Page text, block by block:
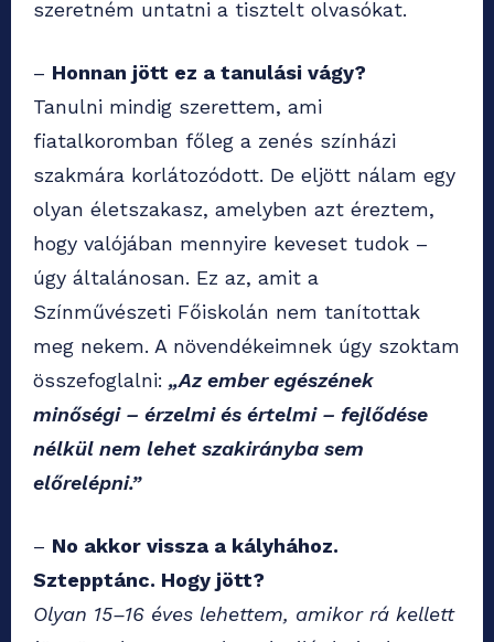
szeretném untatni a tisztelt olvasókat.
– Honnan jött ez a tanulási vágy?
Tanulni mindig szerettem, ami
fiatalkoromban főleg a zenés színházi
szakmára korlátozódott. De eljött nálam egy
olyan életszakasz, amelyben azt éreztem,
hogy valójában mennyire keveset tudok –
úgy általánosan. Ez az, amit a
Színművészeti Főiskolán nem tanítottak
meg nekem. A növendékeimnek úgy szoktam
összefoglalni: „Az ember egészének
minőségi – érzelmi és értelmi – fejlődése
nélkül nem lehet szakirányba sem
előrelépni.”
– No akkor vissza a kályhához.
Sztepptánc. Hogy jött?
Olyan 15–16 éves lehettem, amikor rá kellett